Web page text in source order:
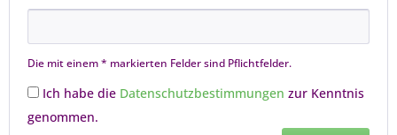
Die mit einem * markierten Felder sind Pflichtfelder.
Ich habe die Datenschutzbestimmungen zur Kenntnis
genommen.